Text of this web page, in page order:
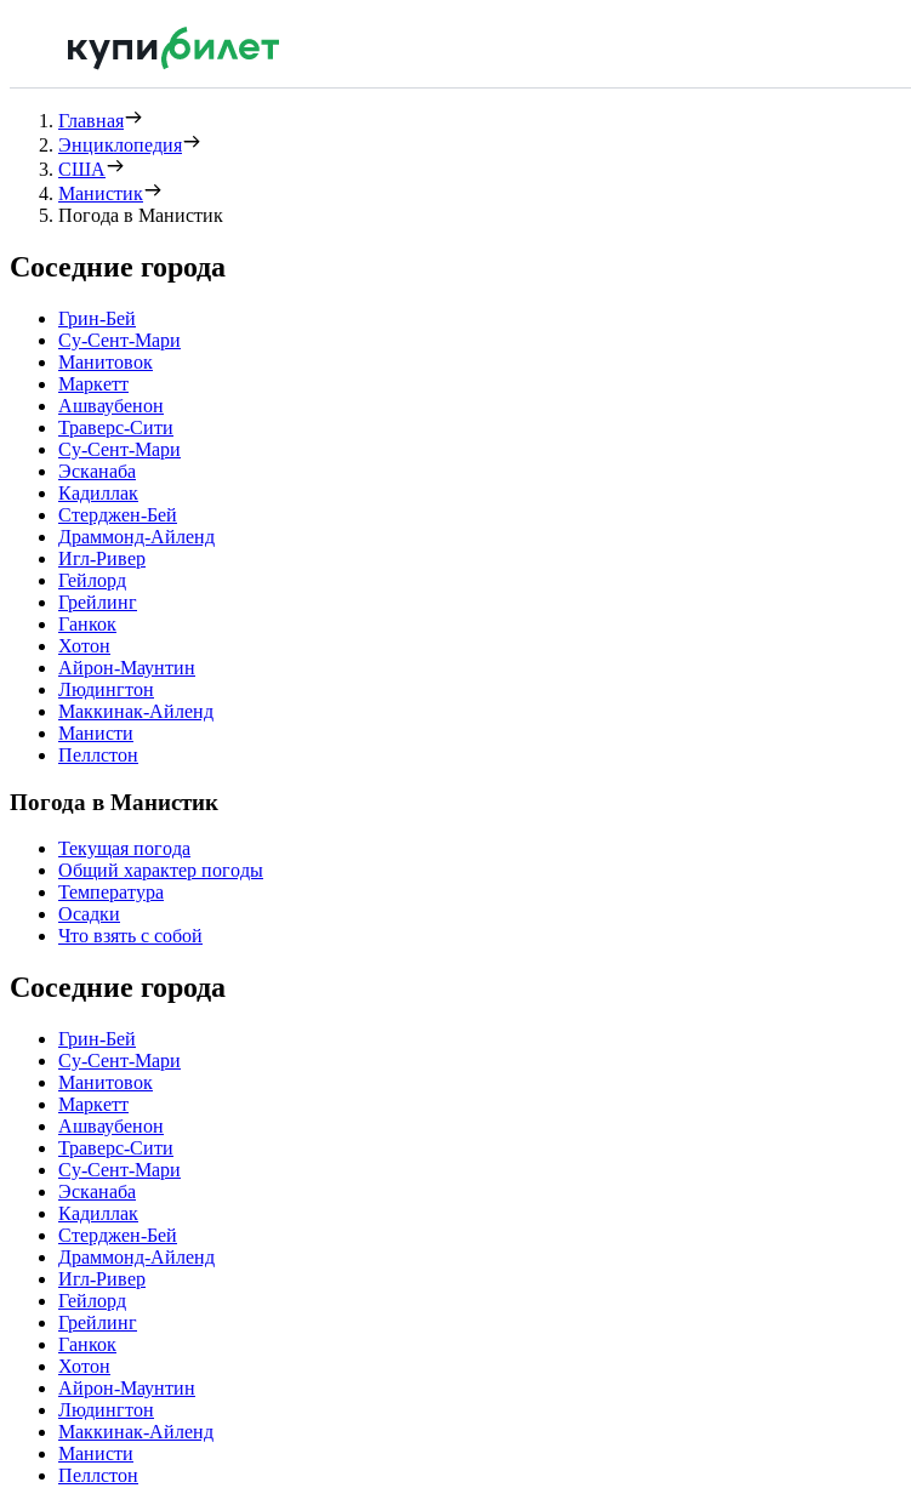
Главная
Энциклопедия
США
Манистик
Погода в Манистик
Соседние города
Грин-Бей
Су-Сент-Мари
Манитовок
Маркетт
Ашваубенон
Траверс-Сити
Су-Сент-Мари
Эсканаба
Кадиллак
Стерджен-Бей
Драммонд-Айленд
Игл-Ривер
Гейлорд
Грейлинг
Ганкок
Хотон
Айрон-Маунтин
Людингтон
Маккинак-Айленд
Манисти
Пеллстон
Погода в Манистик
Текущая погода
Общий характер погоды
Температура
Осадки
Что взять с собой
Соседние города
Грин-Бей
Су-Сент-Мари
Манитовок
Маркетт
Ашваубенон
Траверс-Сити
Су-Сент-Мари
Эсканаба
Кадиллак
Стерджен-Бей
Драммонд-Айленд
Игл-Ривер
Гейлорд
Грейлинг
Ганкок
Хотон
Айрон-Маунтин
Людингтон
Маккинак-Айленд
Манисти
Пеллстон